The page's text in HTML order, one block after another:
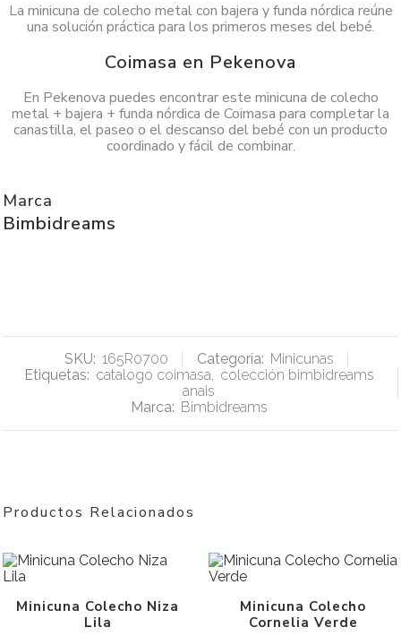
La minicuna de colecho metal con bajera y funda nórdica reúne
una solución práctica para los primeros meses del bebé.
Coimasa en Pekenova
En Pekenova puedes encontrar este minicuna de colecho
metal + bajera + funda nórdica de Coimasa para completar la
canastilla, el paseo o el descanso del bebé con un producto
coordinado y fácil de combinar.
Marca
Bimbidreams
SKU: 165R0700 Categoría: Minicunas
Etiquetas: catalogo coimasa, colección bimbidreams
anais
Marca: Bimbidreams
Productos Relacionados
Minicuna Colecho Niza
Lila
Minicuna Colecho
Cornelia Verde